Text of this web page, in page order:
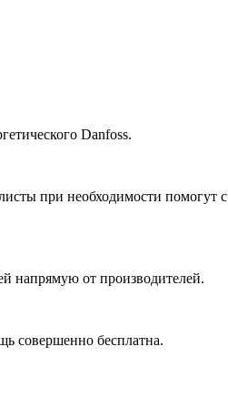
Danfoss.
при необходимости помогут
напрямую от производителей.
совершенно бесплатна.